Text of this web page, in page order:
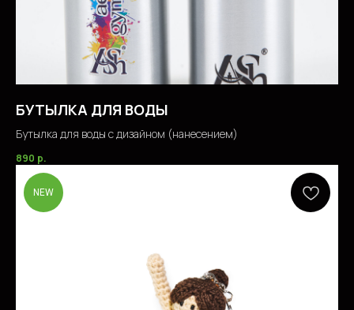
БУТЫЛКА ДЛЯ ВОДЫ
Бутылка для воды с дизайном (нанесением)
890 р.
NEW